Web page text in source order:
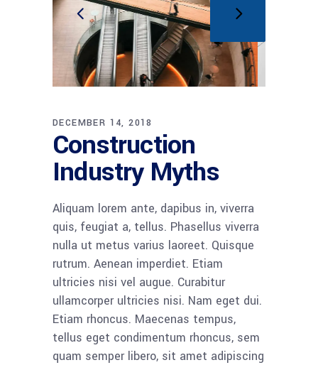
DECEMBER 14, 2018
Construction
Industry Myths
Aliquam lorem ante, dapibus in, viverra
quis, feugiat a, tellus. Phasellus viverra
nulla ut metus varius laoreet. Quisque
rutrum. Aenean imperdiet. Etiam
ultricies nisi vel augue. Curabitur
ullamcorper ultricies nisi. Nam eget dui.
Etiam rhoncus. Maecenas tempus,
tellus eget condimentum rhoncus, sem
quam semper libero, sit amet adipiscing